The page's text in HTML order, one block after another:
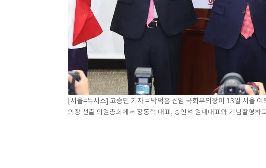
[서울=뉴시스] 고승민 기자 = 박덕흠 신임 국회부의장이 13일 서울
의장 선출 의원총회에서 장동혁 대표, 송언석 원내대표와 기념촬영